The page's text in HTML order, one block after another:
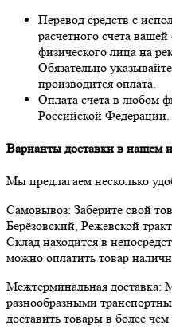
Перевод средств с
расчетного счета
физического лица на
Обязательно
производится оплата.
Оплата счета в любом
Российской Федерации.
Варианты доставки в нашем
Мы предлагаем несколько
Самовывоз: Заберите свой
Берёзовский, Режевской
Склад находится в
можно оплатить товар
Межтерминальная доставка:
разнообразными
доставить товары в более